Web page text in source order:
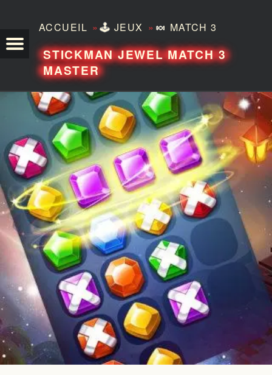
ACCUEIL »🕹️ JEUX » 🍬 MATCH 3
STICKMAN JEWEL MATCH 3
MASTER